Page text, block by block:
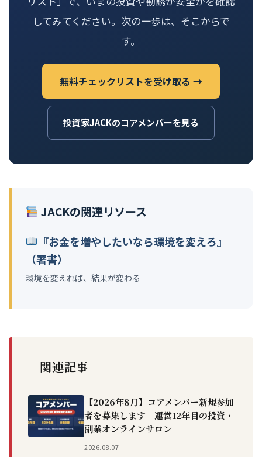
してみてください。次の一歩は、そこからで
す。
無料チェックリストを受け取る →
投資家JACKのコアメンバーを見る
JACKの関連リソース
『お金を増やしたいなら環境を変えろ』
（著書）
環境を変えれば、結果が変わる
関連記事
【2026年8月】コアメンバー新規参加
者を募集します｜運営12年目の投資・
副業オンラインサロン
2026.08.07